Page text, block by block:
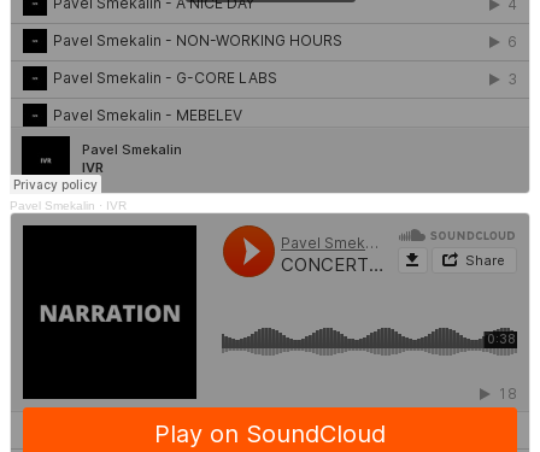
Pavel Smekalin · IVR